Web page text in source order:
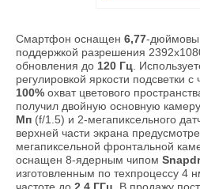
Смартфон оснащен 6,77-
поддержкой разрешения
обновления до 120 Гц .
регулировкой яркости подсветки с
100% охват цветового
получил двойную основную камеру
Мп (f/1.5) и 2-мегапиксельного
верхней части экрана
мегапиксельной фронтальной
оснащен 8-ядерным чипом
изготовленным по техпроцессу 4
частоте до 2,4 ГГц . В продажу